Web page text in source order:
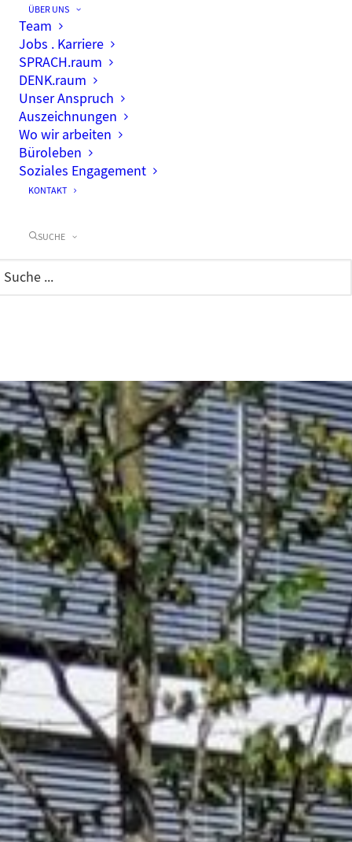
ÜBER UNS
Team
Jobs . Karriere
SPRACH.raum
DENK.raum
Unser Anspruch
Auszeichnungen
Wo wir arbeiten
Büroleben
Soziales Engagement
KONTAKT
SUCHE